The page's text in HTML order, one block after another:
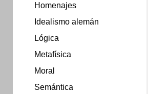
Homenajes
Idealismo alemán
Lógica
Metafísica
Moral
Semántica